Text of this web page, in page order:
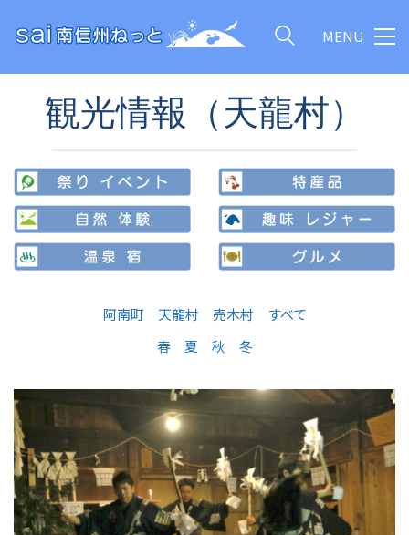
MENU
観光情報（天龍村）
阿南町 天龍村 売木村
すべて
春
夏 秋 冬